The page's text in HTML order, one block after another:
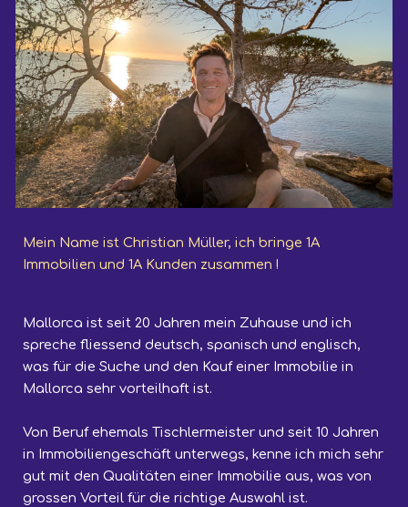
Mein Name ist Christian Müller, ich bringe 1A
Immobilien und 1A Kunden zusammen !
Mallorca ist seit 20 Jahren mein Zuhause und ich
spreche fliessend deutsch, spanisch und englisch,
was für die Suche und den Kauf einer Immobilie in
Mallorca sehr vorteilhaft ist.
Von Beruf ehemals Tischlermeister und seit 10 Jahren
in Immobiliengeschäft unterwegs, kenne ich mich sehr
gut mit den Qualitäten einer Immobilie aus, was von
grossen Vorteil für die richtige Auswahl ist.